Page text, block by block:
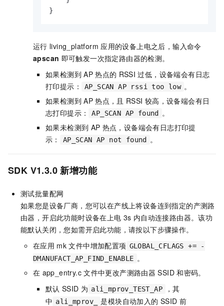
}
运行 living_platform 应用的设备上电之后，输入命令
apscan 即可触发一次指定路由器的检测。
如果检测到 AP 热点的 RSSI 过低，设备端会有日志
打印提示：
AP_SCAN AP rssi too low 。
如果检测到 AP 热点，且 RSSI 较高，设备端会有日
志打印提示：
AP_SCAN AP found
。
如果未检测到 AP 热点，设备端会有日志打印提
示：
AP_SCAN AP not found 。
SDK V1.3.0 新增功能
测试批量配网
如果您是设备厂商，您可以在产线上将设备连到指定的产测路
由器，开启此功能时设备在上电 3s 内自动连接路由器。该功
能默认关闭，您如需开启此功能，请按以下步骤操作。
在应用 mk 文件中增加配置项 GLOBAL_CFLAGS += -
DMANUFACT_AP_FIND_ENABLE 。
在 app_entry.c 文件中更改产测路由器 SSID 和密码。
默认 SSID 为 ali_mprov_TEST_AP
，其
中 ali_mprov_ 是模块自动加入的 SSID 前